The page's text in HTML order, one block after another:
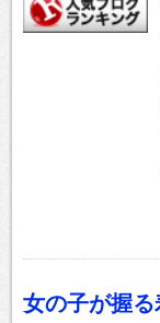
女の子が握る